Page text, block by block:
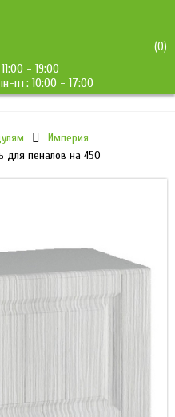
- 19:00
пт: 10:00 - 17:00
(0)
Империя
для пеналов на 450